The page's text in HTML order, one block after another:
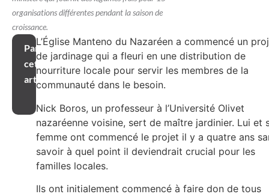
organisations différentes pendant la saison de
croissance.
Partager
cet
article
L’Église Manteno du Nazaréen a commencé un
de jardinage qui a fleuri en une distribution de
nourriture locale pour servir les membres de la
communauté dans le besoin.
Nick Boros, un professeur à l’Université Olivet
nazaréenne voisine, sert de maître jardinier. Lui et
femme ont commencé le projet il y a quatre ans
savoir à quel point il deviendrait crucial pour les
familles locales.
Ils ont initialement commencé à faire don de tous